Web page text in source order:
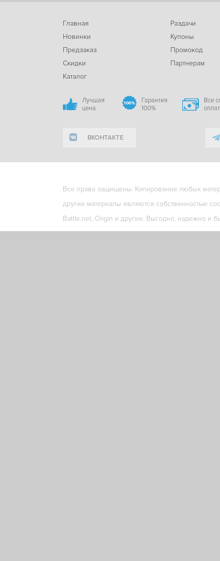
Главная
Новинки
Предзаказ
Скидки
Каталог
Раздачи
Купоны
Промокод
Партнерам
Лучшая
цена
Гарантия
100%
Все
ВКОНТАКТЕ
Все права защищены. Копирование любых
другие материалы являются собственностью
Battle.net, Origin и другие. Выгодно, надежно и